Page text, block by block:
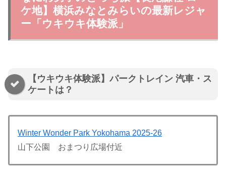
ケ地】横浜みなとみらいの最新レジャ
ー「ウキウキ体験派」
【ウキウキ体験派】パークトレイン 汽車・ス
ケートは？
Winter Wonder Park Yokohama 2025-26
山下公園 おまつり広場付近